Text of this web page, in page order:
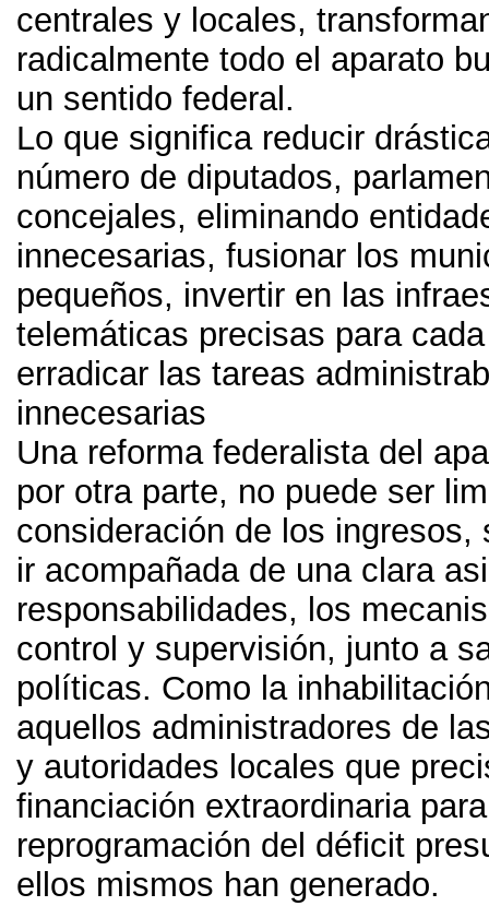
centrales y locales,
radicalmente todo el aparato
un sentido federal .
Lo que significa reducir
número de diputados,
concejales, eliminando
innecesarias, fusionar los
pequeños, invertir en las
telemáticas precisas para
erradicar las tareas
innecesarias
Una reforma federalista del
por otra parte, no puede ser
consideración de los ingresos,
ir acompañada de una clara
responsabilidades, los
control y supervisión, junto a
políticas. Como la
aquellos administradores de
y autoridades locales que
financiación extraordinaria
reprogramación del déficit
ellos mismos han generado.